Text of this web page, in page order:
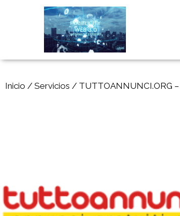
Inicio / Servicios / TUTTOANNUNCI.ORG –